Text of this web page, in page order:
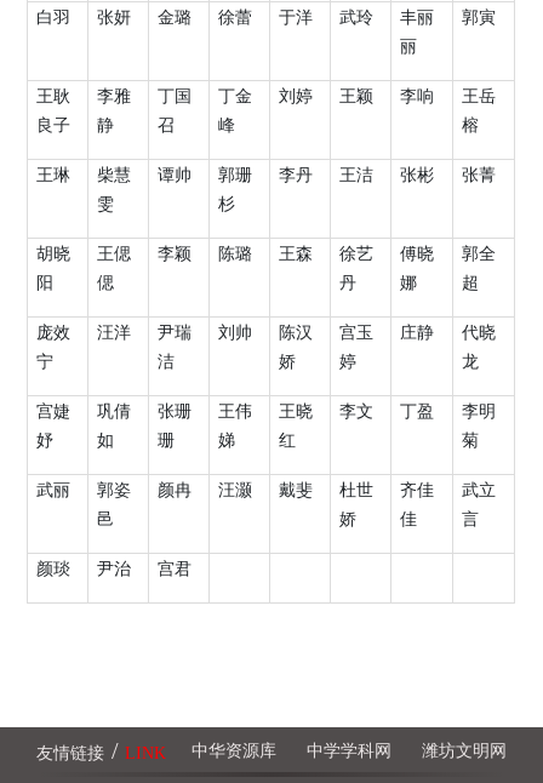
白羽 张妍 金璐 徐蕾 于洋 武玲
丰丽
丽
郭寅
王耿
良子
李雅
静
丁国
召
丁金
峰
刘婷 王颖 李响
王岳
榕
王琳
柴慧
雯
谭帅
郭珊
杉
李丹 王洁 张彬 张菁
胡晓
阳
王偲
偲
李颖 陈璐 王森
徐艺
丹
傅晓
娜
郭全
超
庞效
宁
汪洋
尹瑞
洁
刘帅
陈汉
娇
宫玉
婷
庄静
代晓
龙
宫婕
妤
巩倩
如
张珊
珊
王伟
娣
王晓
红
李文 丁盈
李明
菊
武丽
郭姿
邑
颜冉 汪灏 戴斐
杜世
娇
齐佳
佳
武立
言
颜琰 尹治 宫君
友情链接 / LINK 中华资源库 中学学科网 潍坊文明网